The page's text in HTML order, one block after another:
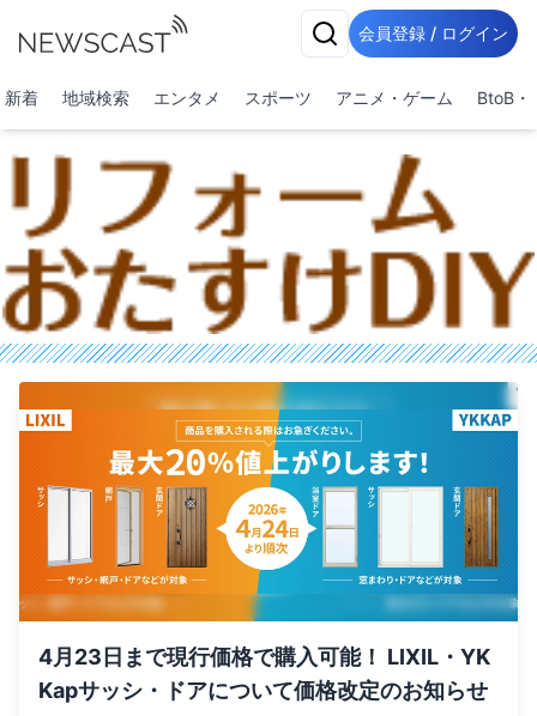
会員登録 / ログイン
新着 地域検索 エンタメ スポーツ アニメ・ゲーム BtoB・
4月23日まで現行価格で購入可能！ LIXIL・YK
Kapサッシ・ドアについて価格改定のお知らせ